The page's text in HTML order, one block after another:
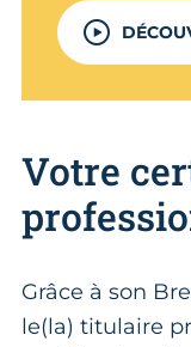
Votre
Grâce à son
le(la) titulaire